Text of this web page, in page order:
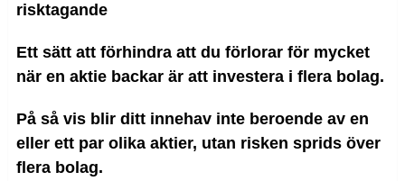
risktagande
Ett sätt att förhindra att du förlorar för mycket
när en aktie backar är att investera i flera bolag.
På så vis blir ditt innehav inte beroende av en
eller ett par olika aktier, utan risken sprids över
flera bolag.